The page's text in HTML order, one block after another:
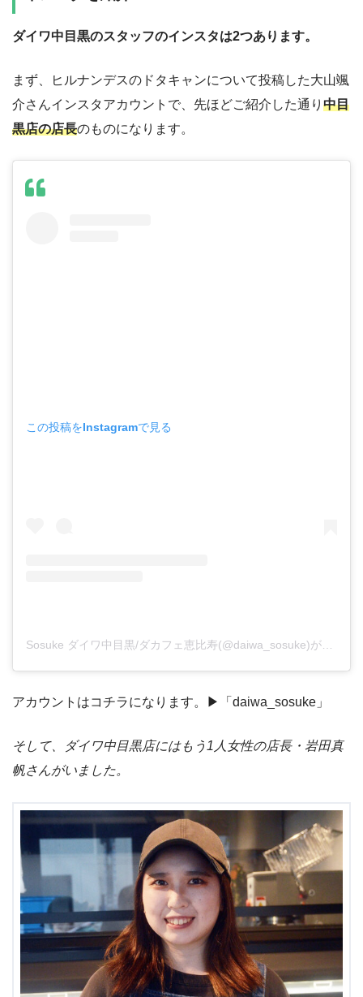
ダイワ中目黒のスタッフのインスタは2つあります。
まず、ヒルナンデスのドタキャンについて投稿した大山颯
介さんインスタアカウントで、先ほどご紹介した通り 中目
黒店の店長のものになります。
この投稿をInstagramで見る
アカウントはコチラになります。▶︎「daiwa_sosuke」
そして、ダイワ中目黒店にはもう1人女性の店長・ 岩田真
帆さんがいました。